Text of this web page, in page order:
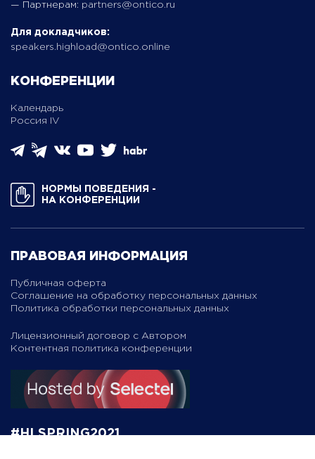
— Партнерам: partners@ontico.ru
Для докладчиков:
speakers.highload@ontico.online
КОНФЕРЕНЦИИ
Календарь
Россия IV
НОРМЫ ПОВЕДЕНИЯ ­
НА КОНФЕРЕНЦИИ
ПРАВОВАЯ ИНФОРМАЦИЯ
Публичная оферта
Соглашение на обработку персональных данных
Политика обработки персональных данных
Лицензионный договор с Автором
Контентная политика конференции
#HLSPRING2021